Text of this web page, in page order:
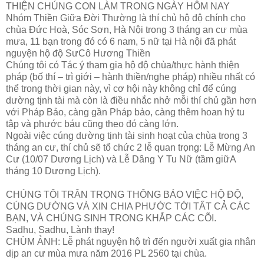
THIỆN CHÚNG CON LÀM TRONG NGÀY HÔM NAY
Nhóm Thiền Giữa Đời Thường là thí chủ hộ độ chính cho
chùa Đức Hoà, Sóc Sơn, Hà Nội trong 3 tháng an cư mùa
mưa, 11 bạn trong đó có 6 nam, 5 nữ tại Hà nội đã phát
nguyện hộ độ SưCô Hương Thiền
Chúng tôi có Tác ý tham gia hộ độ chùa/thực hành thiện
pháp (bố thí – trì giới – hành thiền/nghe pháp) nhiều nhất có
thể trong thời gian này, vì cơ hội này không chỉ để cúng
dường tịnh tài mà còn là điều nhắc nhở mỗi thí chủ gần hơn
với Pháp Bảo, càng gần Pháp bảo, càng thêm hoan hỷ tu
tập và phước báu cũng theo đó càng lớn.
Ngoài việc cúng dường tịnh tài sinh hoạt của chùa trong 3
tháng an cư, thí chủ sẽ tổ chức 2 lễ quan trọng: Lễ Mừng An
Cư (10/07 Dương Lịch) và Lễ Dâng Y Tu Nữ (tầm giữA
tháng 10 Dương Lịch).
CHÚNG TÔI TRÂN TRỌNG THÔNG BÁO VIỆC HỘ ĐỘ,
CÚNG DƯỜNG VÀ XIN CHIA PHƯỚC TỚI TẤT CẢ CÁC
BẠN, VÀ CHÚNG SINH TRONG KHẮP CÁC CÕI.
Sadhu, Sadhu, Lành thay!
CHÙM ẢNH: Lễ phát nguyện hộ trì đến người xuất gia nhân
dịp an cư mùa mưa năm 2016 PL 2560 tại chùa.